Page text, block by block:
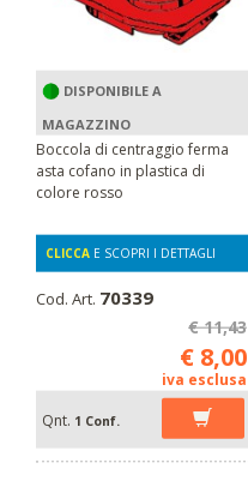
DISPONIBILE A
MAGAZZINO
Boccola di centraggio ferma
asta cofano in plastica di
colore rosso
CLICCA E SCOPRI I DETTAGLI
Cod. Art. 70339
€ 11,43
€ 8,00
iva esclusa
Qnt. 1 Conf.